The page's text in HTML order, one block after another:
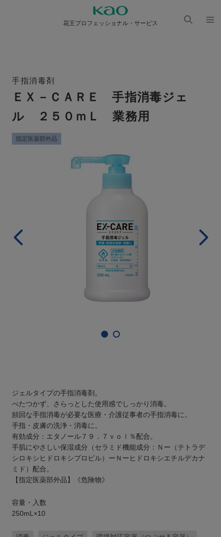
花王プロフェッショナル・サービス
手指消毒剤
ＥＸ－ＣＡＲＥ 手指消毒ジェ
ル ２５０ｍＬ 業務用
指定医薬部外品
ジェルタイプの手指消毒剤。
べたつかず、さらっとした使用感でしっかり消毒。
頻回な手指消毒が必要な医療・介護従事者の手指消毒に。
手指・皮膚の洗浄・消毒に。
有効成分：エタノール７９．７ｖｏｌ％配合。
手肌にやさしい保湿成分（セラミド機能成分：Ｎー（テトラデ
シロキシヒドロキシプロピル）ーＮーヒドロキシエチルデカナ
ミド）配合。
【指定医薬部外品】《危険物》
容量・入数
250mL×10